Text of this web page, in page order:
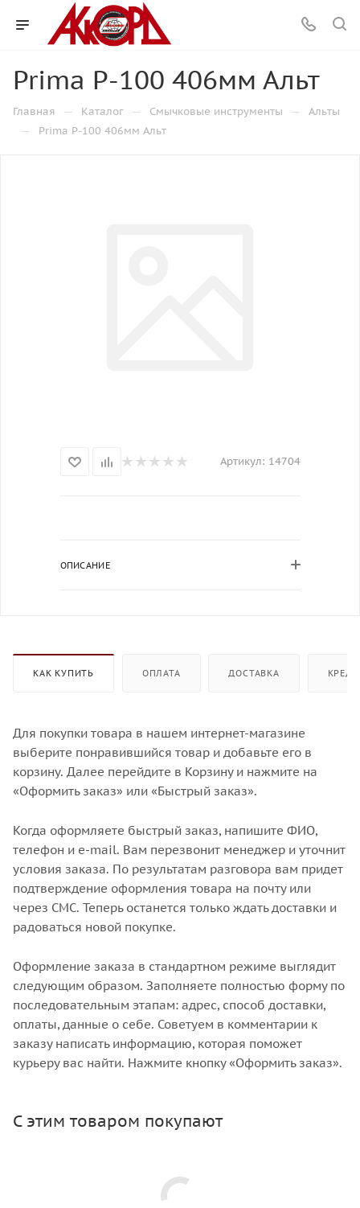
Prima P-100 406мм Альт
Главная — Каталог — Смычковые инструменты — Альты
— Prima P-100 406мм Альт
Артикул: 14704
ОПИСАНИЕ
КАК КУПИТЬ ОПЛАТА ДОСТАВКА
Для покупки товара в нашем интернет-магазине
выберите понравившийся товар и добавьте его в
корзину. Далее перейдите в Корзину и нажмите на
«Оформить заказ» или «Быстрый заказ».
Когда оформляете быстрый заказ, напишите ФИО,
телефон и e-mail. Вам перезвонит менеджер и уточнит
условия заказа. По результатам разговора вам придет
подтверждение оформления товара на почту или
через СМС. Теперь останется только ждать доставки и
радоваться новой покупке.
Оформление заказа в стандартном режиме выглядит
следующим образом. Заполняете полностью форму по
последовательным этапам: адрес, способ доставки,
оплаты, данные о себе. Советуем в комментарии к
заказу написать информацию, которая поможет
курьеру вас найти. Нажмите кнопку «Оформить заказ».
С этим товаром покупают